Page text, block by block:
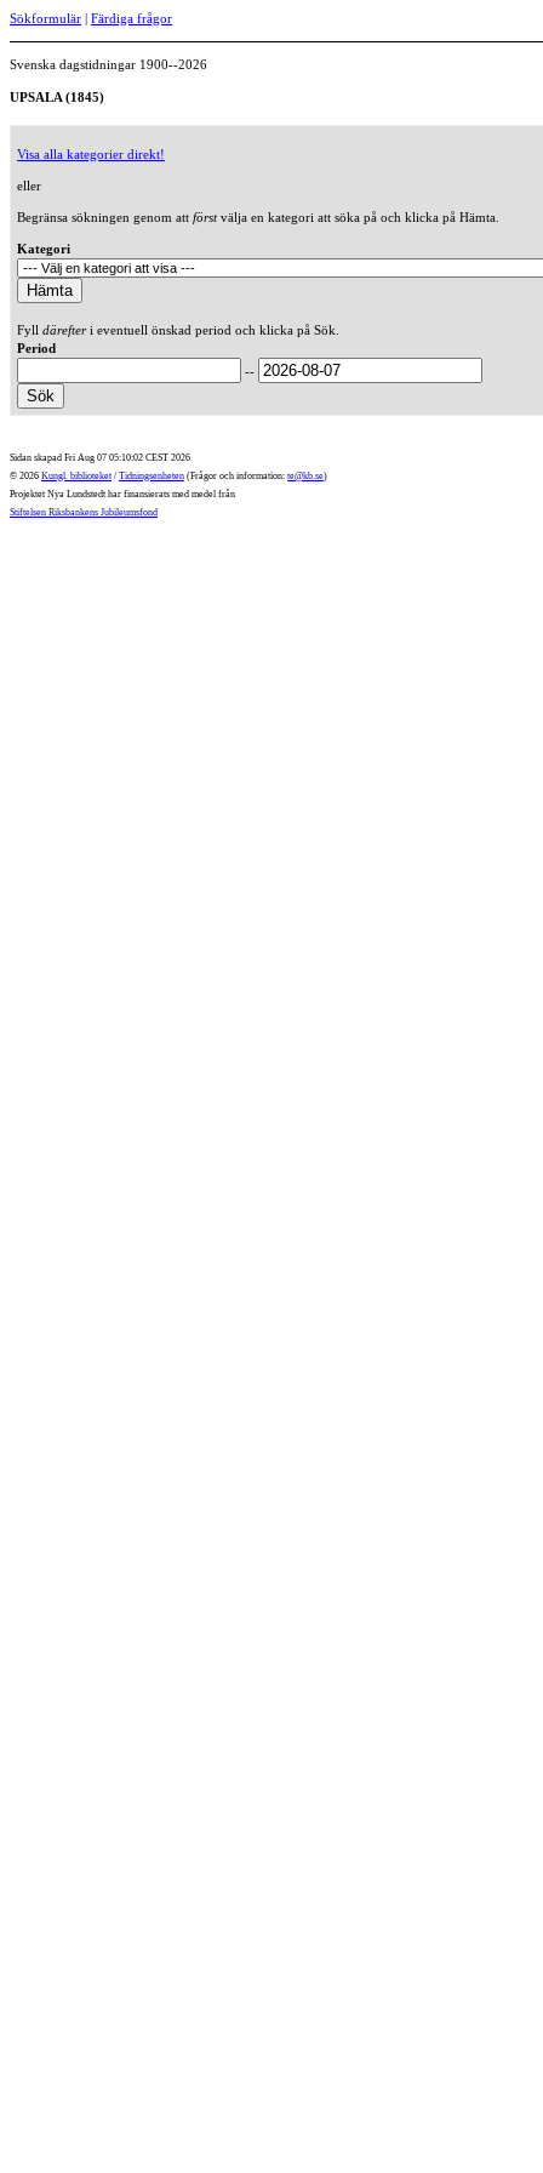
Sökformulär | Färdiga frågor
Svenska dagstidningar 1900--2026
UPSALA (1845)
Visa alla kategorier direkt!
eller
Begränsa sökningen genom att förstvälja en kategori att söka på och klicka på Hämta.
Kategori
Fyll därefteri eventuell önskad period och klicka på Sök.
Period
--
Sidan skapad Fri Aug 07 05:10:02 CEST 2026
© 2026 Kungl. biblioteket / Tidningsenheten (Frågor och information: te@kb.se)
Projektet Nya Lundstedt har finansierats med medel från
Stiftelsen Riksbankens Jubileumsfond